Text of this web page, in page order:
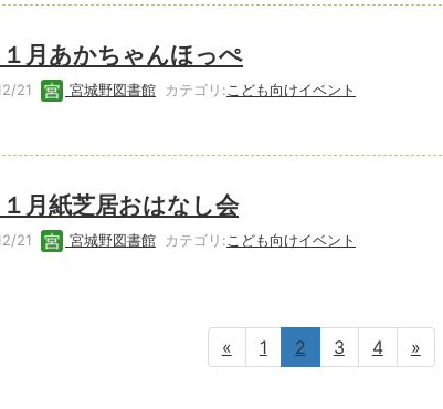
１月あかちゃんほっぺ
21 宮城野図書館 カテゴリ: こども向けイベント
１月紙芝居おはなし会
21 宮城野図書館 カテゴリ: こども向けイベント
« 1 2 3 4 »